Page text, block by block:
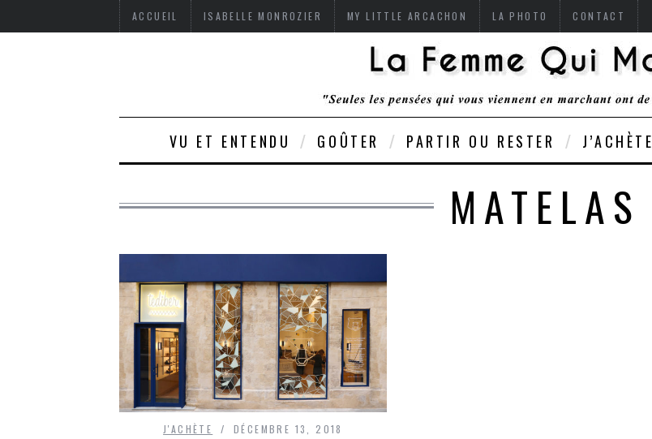
ACCUEIL ISABELLE MONROZIER MY LITTLE ARCACHON LA PHOTO CONTACT
VU ET ENTENDU GOÛTER PARTIR OU RESTER J’ACHÈTE
MATELAS
J'ACHÈTE DÉCEMBRE 13, 2018